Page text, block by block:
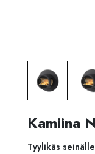
Kamiina
Tyylikäs